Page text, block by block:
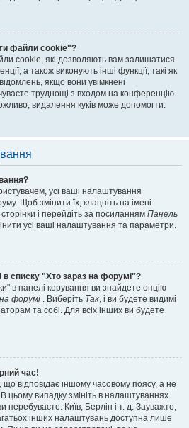
файли cookie"?
cookie, які дозволяють вам залишатися
а також виконують інші функції, такі як
якщо вони увімкнені
труднощі з входом на конференцію
видалення куків може допомогти.
усі ваші налаштування
Щоб змінити їх, клацніть на імені
і перейдіть за посиланням Панель
усі ваші налаштування та параметри.
в списку "Хто зараз на форумі"?
в панелі керування ви знайдете опцію
форумі . Виберіть Так, і ви будете видимі
та собі. Для всіх інших ви будете
час!
відповідає іншому часовому поясу, а не
цьому випадку змініть в налаштуваннях
перебуваєте: Київ, Берлін і т. д. Зауважте,
інших налаштувань доступна лише